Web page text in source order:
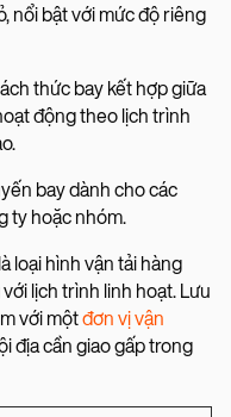
nổi bật với mức độ riêng
thức bay kết hợp giữa
động theo lịch trình
bay dành cho các
ty hoặc nhóm.
loại hình vận tải hàng
lịch trình linh hoạt. Lưu
với mộtđơn vị vận
địa cần giao gấp trong